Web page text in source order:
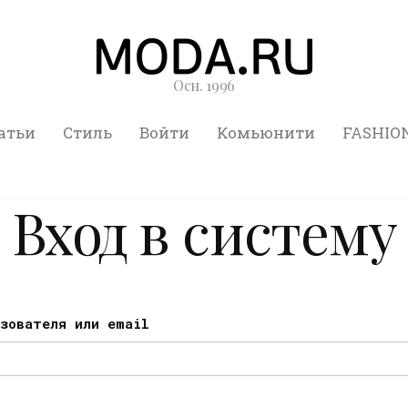
Осн. 1996
Стиль Войти Комьюнити
Вход в систему
или email